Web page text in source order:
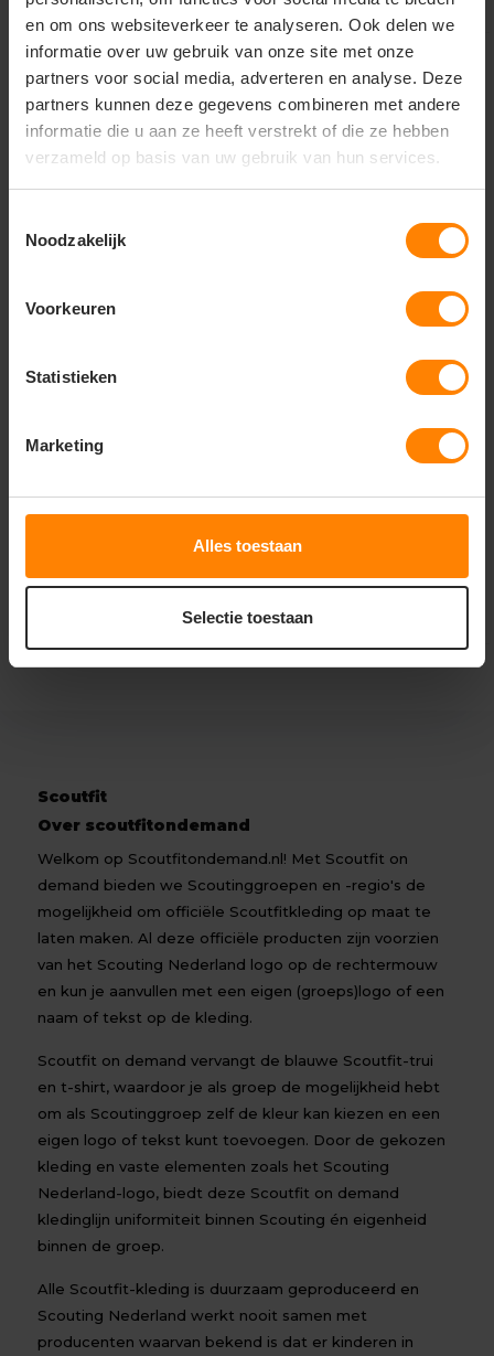
en om ons websiteverkeer te analyseren. Ook delen we
informatie over uw gebruik van onze site met onze
partners voor social media, adverteren en analyse. Deze
partners kunnen deze gegevens combineren met andere
informatie die u aan ze heeft verstrekt of die ze hebben
verzameld op basis van uw gebruik van hun services.
Noodzakelijk
Voorkeuren
Statistieken
Marketing
Alles toestaan
Selectie toestaan
sweater met
Snelle levering (tot binnen 48u)
Meer stuks = meer korting
18,84
Scoutfit hooded zip
Met of zonder bedrukking
Bedrukking in eigen huis
24,09
Scoutfit
Over scoutfitondemand
Welkom op Scoutfitondemand.nl! Met Scoutfit on
demand bieden we Scoutinggroepen en -regio's de
mogelijkheid om officiële Scoutfitkleding op maat te
laten maken. Al deze officiële producten zijn voorzien
van het Scouting Nederland logo op de rechtermouw
en kun je aanvullen met een eigen (groeps)logo of een
naam of tekst op de kleding.
Scoutfit on demand vervangt de blauwe Scoutfit-trui
en t-shirt, waardoor je als groep de mogelijkheid hebt
om als Scoutinggroep zelf de kleur kan kiezen en een
eigen logo of tekst kunt toevoegen. Door de gekozen
kleding en vaste elementen zoals het Scouting
Nederland-logo, biedt deze Scoutfit on demand
kledinglijn uniformiteit binnen Scouting én eigenheid
binnen de groep.
Alle Scoutfit-kleding is duurzaam geproduceerd en
Scouting Nederland werkt nooit samen met
producenten waarvan bekend is dat er kinderen in